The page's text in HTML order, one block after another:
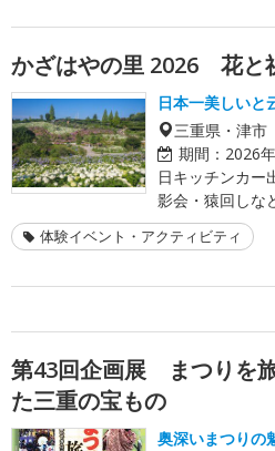
かざはやの里 2026 花と
日本一美しいと
三重県・津市
期間： 2026
日キッチンカー
影会・猿回しな
体験イベント・アクティビティ
第43回企画展 まつりを
た三重の宝もの
奥深いまつりの